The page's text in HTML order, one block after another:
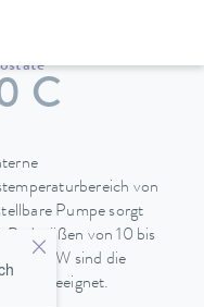
C
von
Pumpe sorgt
von 10 bis
1,5 kW sind die
geeignet.